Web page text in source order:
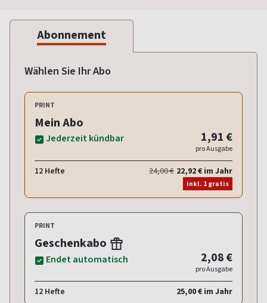
Abonnement
Wählen Sie Ihr Abo
PRINT
Mein Abo
Jederzeit kündbar 1,91 €
pro Ausgabe
12 Hefte 24,00 € 22,92 € im Jahr
inkl. 1 gratis
PRINT
Geschenkabo
Endet automatisch 2,08 €
pro Ausgabe
12 Hefte 25,00 € im Jahr